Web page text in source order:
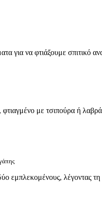
για να φτιάξουμε σπιτικό
με τσιπούρα ή
εμπλεκομένους, λέγοντας